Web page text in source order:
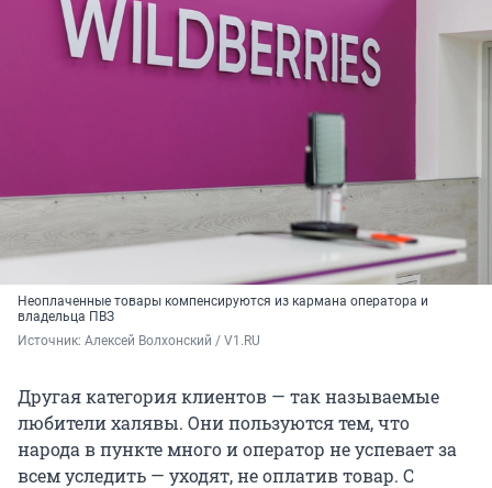
Неоплаченные товары компенсируются из кармана оператора и
владельца ПВЗ
Источник: Алексей Волхонский / V1.RU
Другая категория клиентов — так называемые
любители халявы. Они пользуются тем, что
народа в пункте много и оператор не успевает за
всем уследить — уходят, не оплатив товар. С